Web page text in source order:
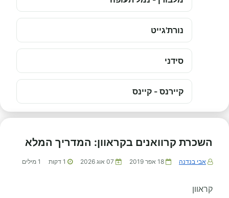
נורת'גייט
סידני
קיירנס - קיינס
השכרת קרוואנים בקראוון: המדריך המלא
אבי בנדנה 18 אפר 2019 07 אוג 2026 1 דקות 1 מילים
קראוון